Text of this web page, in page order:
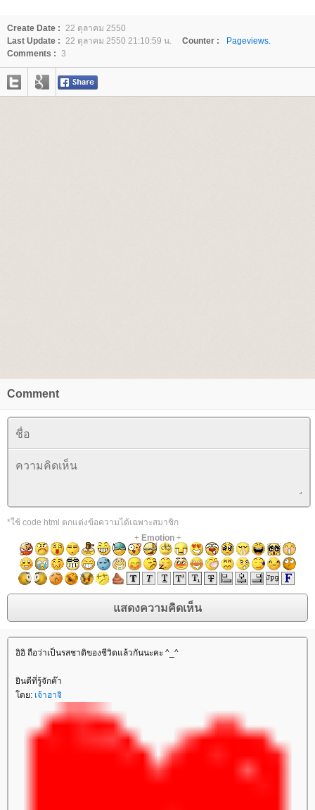
Create Date : 22 ตุลาคม 2550
Last Update : 22 ตุลาคม 2550 21:10:59 น. Counter :
Pageviews.
Comments : 3
Comment
*ใช้ code html ตกแต่งข้อความได้เฉพาะสมาชิก
+ Emotion+
อิอิ ถือว่าเป็นรสชาติของชีวิตแล้วกันนะคะ ^_^
ินดีที่รู้จักค๊า
ดย: เจ้าฮาจิ